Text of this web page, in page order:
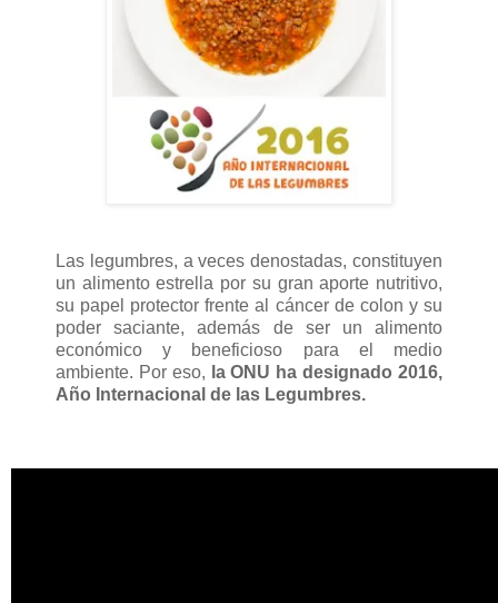
Las legumbres, a veces denostadas, constituyen
un alimento estrella por su gran aporte nutritivo,
su papel protector frente al cáncer de colon y su
poder saciante, además de ser un alimento
económico y beneficioso para el medio
ambiente. Por eso, la ONU ha designado 2016,
Año Internacional de las Legumbres.